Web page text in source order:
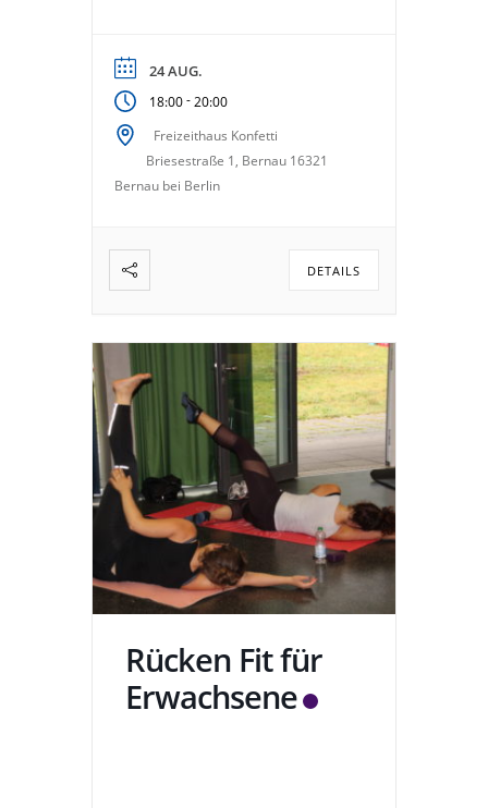
24 AUG.
18:00-20:00
Freizeithaus Konfetti
Briesestraße 1, Bernau 16321
Bernau bei Berlin
DETAILS
Rücken Fit für
Erwachsene